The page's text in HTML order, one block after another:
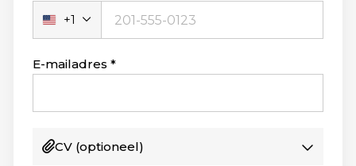
Verenigde
Staten
+1
+1
E-mailadres
CV (optioneel)